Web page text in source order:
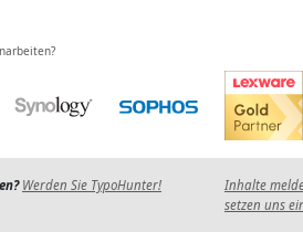
Werden Sie TypoHunter! Inhalte
setzen uns